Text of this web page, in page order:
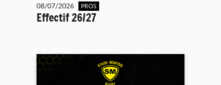
08/07/2026 PROS
Effectif 26/27